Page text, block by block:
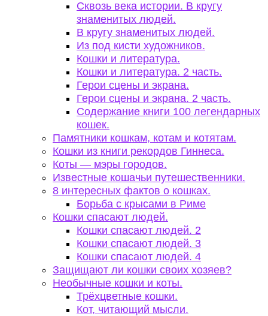
Сквозь века истории. В кругу
знаменитых людей.
В кругу знаменитых людей.
Из под кисти художников.
Кошки и литература.
Кошки и литература. 2 часть.
Герои сцены и экрана.
Герои сцены и экрана. 2 часть.
Содержание книги 100 легендарных
кошек.
Памятники кошкам, котам и котятам.
Кошки из книги рекордов Гиннеса.
Коты — мэры городов.
Известные кошачьи путешественники.
8 интересных фактов о кошках.
Борьба с крысами в Риме
Кошки спасают людей.
Кошки спасают людей. 2
Кошки спасают людей. 3
Кошки спасают людей. 4
Защищают ли кошки своих хозяев?
Необычные кошки и коты.
Трёхцветные кошки.
Кот, читающий мысли.